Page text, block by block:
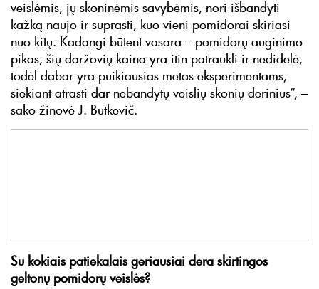
veislėmis, jų skoninėmis savybėmis, nori išbandyti
kažką naujo ir suprasti, kuo vieni pomidorai skiriasi
nuo kitų. Kadangi būtent vasara – pomidorų auginimo
pikas, šių daržovių kaina yra itin patraukli ir nedidelė,
todėl dabar yra puikiausias metas eksperimentams,
siekiant atrasti dar nebandytų veislių skonių derinius“, –
sako žinovė J. Butkevič.
Su kokiais patiekalais geriausiai dera skirtingos
geltonų pomidorų veislės?